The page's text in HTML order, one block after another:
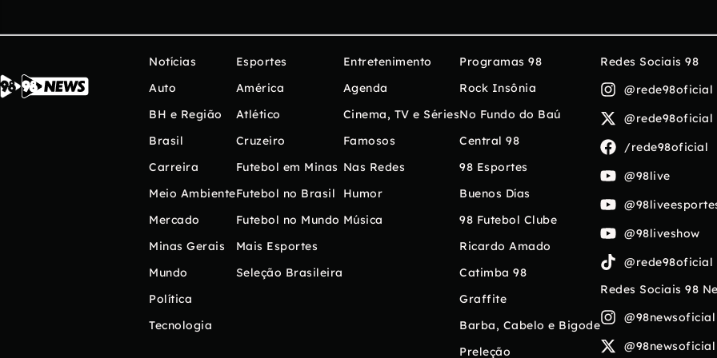
Notícias
Auto
BH e Região
Brasil
Carreira
Meio Ambiente
Mercado
Minas Gerais
Mundo
Política
Tecnologia
Esportes
América
Atlético
Cruzeiro
Futebol em Minas
Futebol no Brasil
Futebol no Mundo
Mais Esportes
Seleção Brasileira
Entretenimento
Agenda
Cinema, TV e Séries
Famosos
Nas Redes
Humor
Música
Programas 98
Rock Insônia
No Fundo do Baú
Central 98
98 Esportes
Buenos Días
98 Futebol Clube
Ricardo Amado
Catimba 98
Graffite
Barba, Cabelo e Bigode
Preleção
Redes Sociais 98
@rede98oficial
@rede98oficial
/rede98oficial
@98live
@98liveshow
@rede98oficial
Redes Sociais 98
@98newsoficial
@98newsoficial